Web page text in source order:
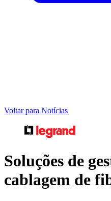
Voltar para Notícias
Soluções de
cablagem de